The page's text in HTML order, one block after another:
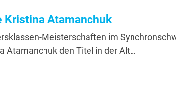
Atamanchuk
Meisterschaften im
Atamanchuk den Titel in der Alt…